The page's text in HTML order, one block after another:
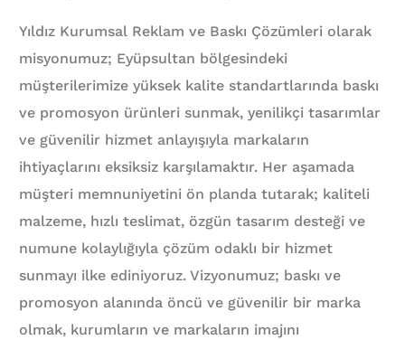
Yıldız Kurumsal Reklam ve Baskı Çözümleri olarak
misyonumuz; Eyüpsultan bölgesindeki
müşterilerimize yüksek kalite standartlarında baskı
ve promosyon ürünleri sunmak, yenilikçi tasarımlar
ve güvenilir hizmet anlayışıyla markaların
ihtiyaçlarını eksiksiz karşılamaktır. Her aşamada
müşteri memnuniyetini ön planda tutarak; kaliteli
malzeme, hızlı teslimat, özgün tasarım desteği ve
numune kolaylığıyla çözüm odaklı bir hizmet
sunmayı ilke ediniyoruz. Vizyonumuz; baskı ve
promosyon alanında öncü ve güvenilir bir marka
olmak, kurumların ve markaların imajını